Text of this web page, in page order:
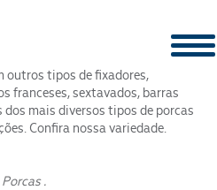
outros tipos de fixadores,
franceses, sextavados, barras
dos mais diversos tipos de porcas
Confira nossa variedade.
.
Segmento